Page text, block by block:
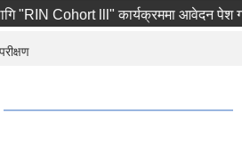
"RIN Cohort lll" कार्यक्रममा आवेदन पेश गर्ने